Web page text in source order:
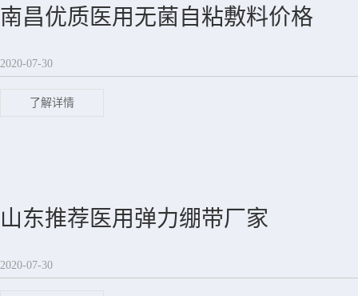
南昌优质医用无菌自粘敷料价格
2020-07-30
了解详情
山东推荐医用弹力绷带厂家
2020-07-30